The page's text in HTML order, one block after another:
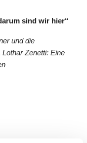
sind wir hier“
und die
Zenetti: Eine